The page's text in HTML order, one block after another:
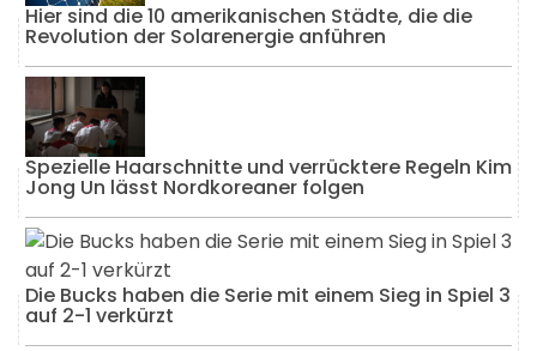
Hier sind die 10 amerikanischen Städte, die die
Revolution der Solarenergie anführen
Spezielle Haarschnitte und verrücktere Regeln Kim
Jong Un lässt Nordkoreaner folgen
Die Bucks haben die Serie mit einem Sieg in Spiel 3
auf 2-1 verkürzt